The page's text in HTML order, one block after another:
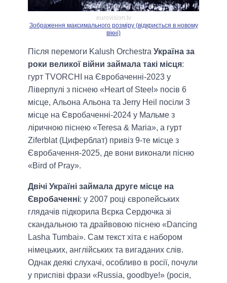
eurovision.tv
Зображення максимального розміру (відкриється в новому
вікні)
Після перемоги Kalush Orchestra Україна за
роки великої війни займала такі місця:
гурт TVORCHI на Євробаченні-2023 у
Ліверпулі з піснею «Heart of Steel» посів 6
місце, Альона Альона та Jerry Heil посіли 3
місце на Євробаченні-2024 у Мальме з
ліричною піснею «Teresa & Maria», а гурт
Ziferblat (Циферблат) привіз 9-те місце з
Євробачення-2025, де вони виконали пісню
«Bird of Pray».
Двічі Україні займала друге місце на
Євробаченні: у 2007 році європейських
глядачів підкорила Вєрка Сердючка зі
скандальною та драйвовою піснею «Dancing
Lasha Tumbai». Сам текст хіта є набором
німецьких, англійських та вигаданих слів.
Однак деякі слухачі, особливо в росії, почули
у приспіві фрази «Russia, goodbye!» (росія,